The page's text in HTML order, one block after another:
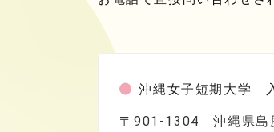
沖縄女子短期大学
〒901-1304 沖縄県島